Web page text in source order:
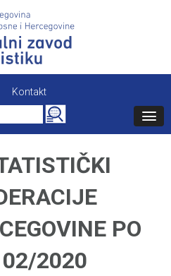
Kontakt
Search
for:
PO
2020